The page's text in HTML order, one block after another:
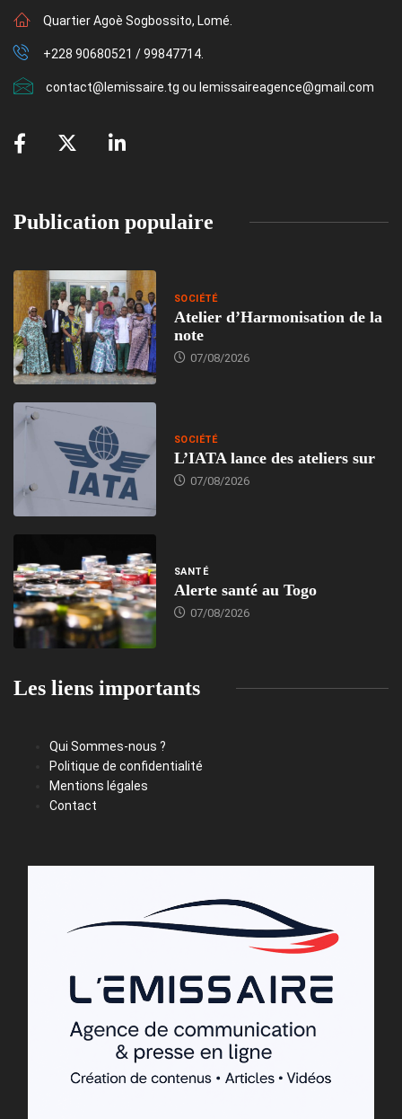
Quartier Agoè Sogbossito, Lomé.
+228 90680521 / 99847714.
contact@lemissaire.tg ou lemissaireagence@gmail.com
Publication populaire
SOCIÉTÉ
Atelier d’Harmonisation de la
note
07/08/2026
SOCIÉTÉ
L’IATA lance des ateliers sur
07/08/2026
SANTÉ
Alerte santé au Togo
07/08/2026
Les liens importants
Qui Sommes-nous ?
Politique de confidentialité
Mentions légales
Contact